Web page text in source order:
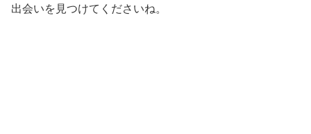
出会いを見つけてくださいね。